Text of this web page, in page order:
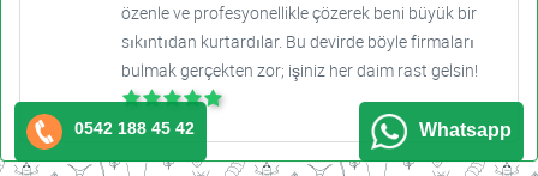
özenle ve profesyonellikle çözerek beni büyük bir
sıkıntıdan kurtardılar. Bu devirde böyle firmaları
bulmak gerçekten zor; işiniz her daim rast gelsin!
0542 188 45 42 Whatsapp